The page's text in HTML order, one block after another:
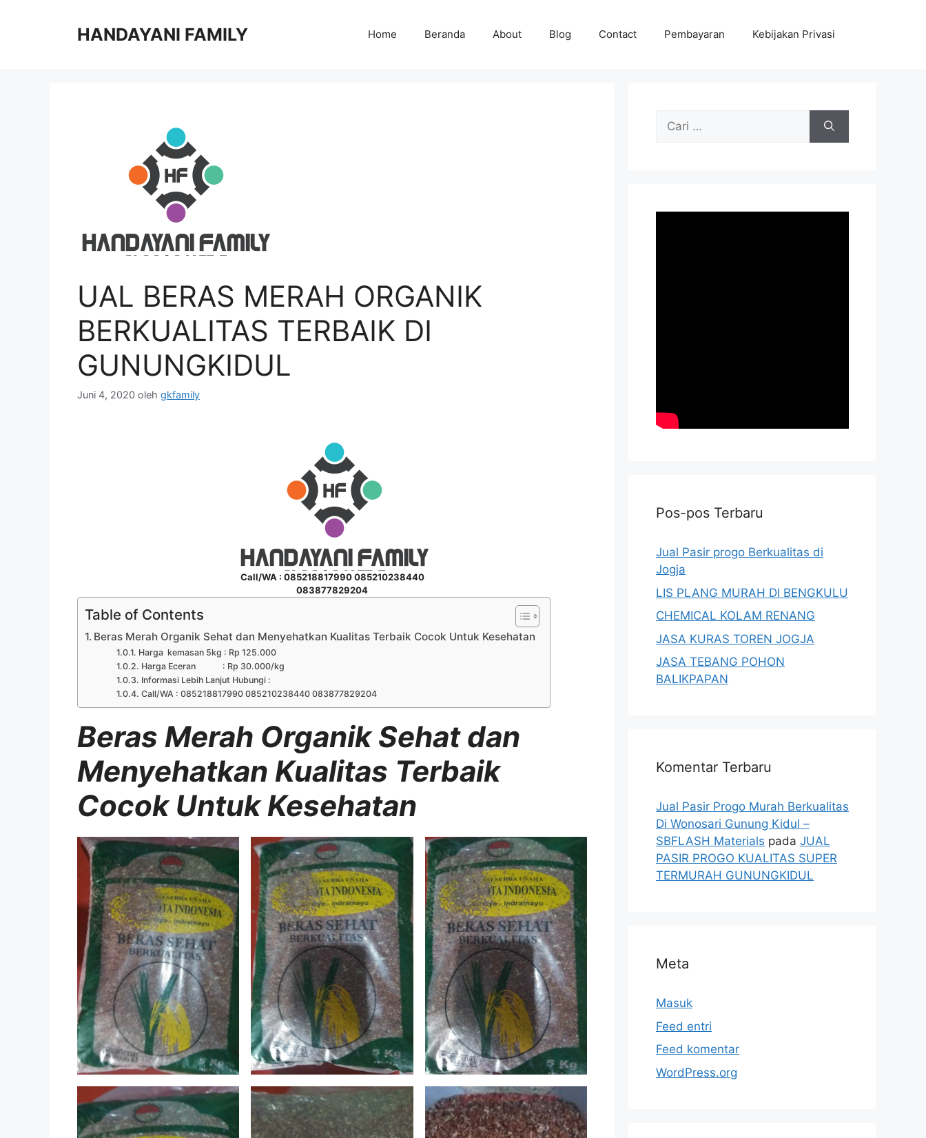
HANDAYANI FAMILY Home Beranda About Blog Contact Pembayaran Kebijakan Privasi
UAL BERAS MERAH ORGANIK
BERKUALITAS TERBAIK DI
GUNUNGKIDUL
Juni 4, 2020 oleh gkfamily
Call/WA : 085218817990 085210238440
083877829204
Table of Contents
Beras Merah Organik Sehat dan Menyehatkan Kualitas Terbaik Cocok Untuk Kesehatan
Harga kemasan 5kg : Rp 125.000
Harga Eceran : Rp 30.000/kg
Informasi Lebih Lanjut Hubungi :
Call/WA : 085218817990 085210238440 083877829204
Beras Merah Organik Sehat dan
Menyehatkan Kualitas Terbaik
Cocok Untuk Kesehatan
Cari
Pos-pos Terbaru
Jual Pasir progo Berkualitas di
Jogja
LIS PLANG MURAH DI BENGKULU
CHEMICAL KOLAM RENANG
JASA KURAS TOREN JOGJA
JASA TEBANG POHON
BALIKPAPAN
Komentar Terbaru
Jual Pasir Progo Murah Berkualitas
Di Wonosari Gunung Kidul –
SBFLASH Materials pada JUAL
PASIR PROGO KUALITAS SUPER
TERMURAH GUNUNGKIDUL
Meta
Masuk
Feed entri
Feed komentar
WordPress.org